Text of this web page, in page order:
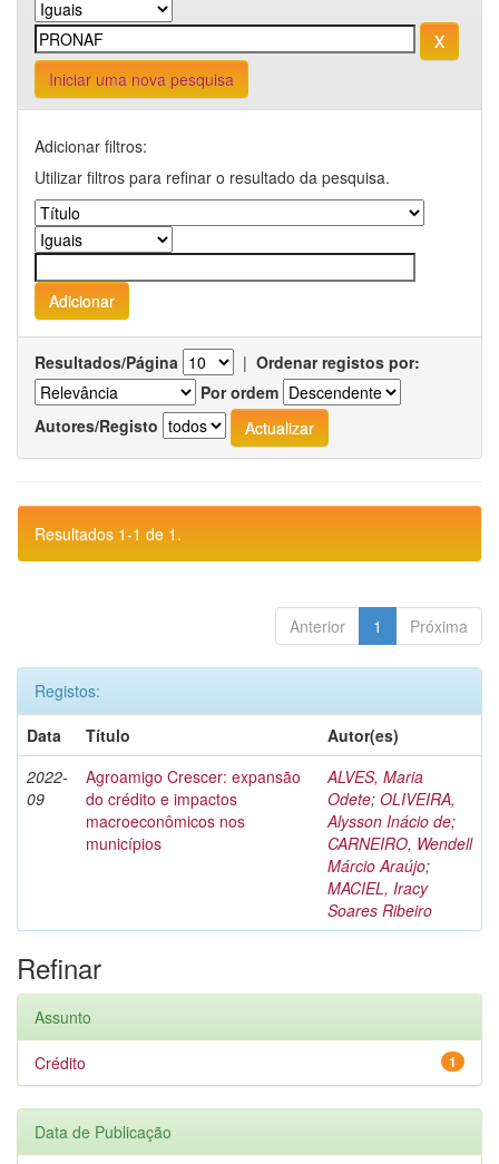
Iniciar uma nova pesquisa
Adicionar filtros:
Utilizar filtros para refinar o resultado da pesquisa.
Resultados/Página | Ordenar registos por:
Por ordem
Autores/Registo
Resultados 1-1 de 1.
Anterior 1 Próxima
Registos:
Data
Título
Autor(es)
2022-
09
Agroamigo Crescer: expansão
do crédito e impactos
macroeconômicos nos
municípios
ALVES, Maria
Odete; OLIVEIRA,
Alysson Inácio de;
CARNEIRO, Wendell
Márcio Araújo;
MACIEL, Iracy
Soares Ribeiro
Refinar
Assunto
1
Crédito
Data de Publicação